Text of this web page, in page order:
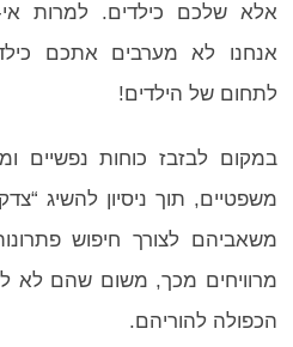
אלא שלכם כילדים. למרות אי-
אנחנו לא מערבים אתכם
לתחום של הילדים!
במקום לבזבז כוחות נפשיים
משפטיים, תוך ניסיון להשיג
משאביהם לצורך חיפוש
מרוויחים מכך, משום שהם לא
הכפולה להוריהם.